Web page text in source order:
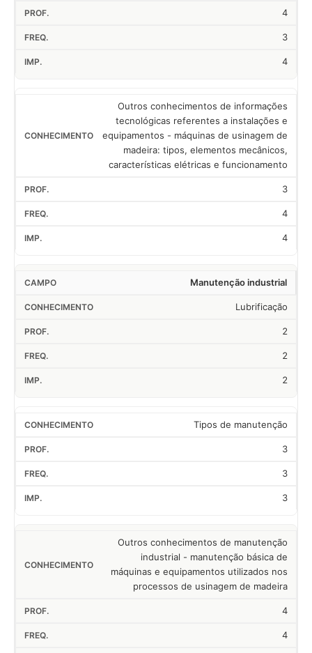
4
3
4
Outros conhecimentos de informações
tecnológicas referentes a instalações e
equipamentos - máquinas de usinagem de
madeira: tipos, elementos mecânicos,
características elétricas e funcionamento
3
4
4
Manutenção industrial
Lubrificação
2
2
2
Tipos de manutenção
3
3
3
Outros conhecimentos de manutenção
industrial - manutenção básica de
máquinas e equipamentos utilizados nos
processos de usinagem de madeira
4
4